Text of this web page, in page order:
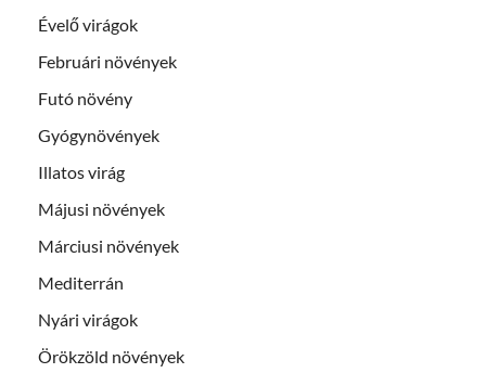
Évelő virágok
Februári növények
Futó növény
Gyógynövények
Illatos virág
Májusi növények
Márciusi növények
Mediterrán
Nyári virágok
Örökzöld növények